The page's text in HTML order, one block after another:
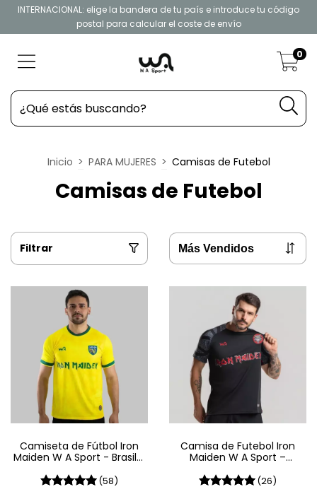
INTERNACIONAL: elige la bandera de tu país e introduce tu código
postal para calcular el coste de envío
0
Inicio > PARA MUJERES > Camisas de Futebol
Camisas de Futebol
Filtrar
Camiseta de Fútbol Iron
Maiden W A Sport - Brasil -
(58)
Camisa de Futebol Iron
Maiden W A Sport –
(26)